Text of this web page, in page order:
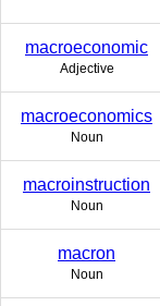
macroeconomic
Adjective
macroeconomics
Noun
macroinstruction
Noun
macron
Noun